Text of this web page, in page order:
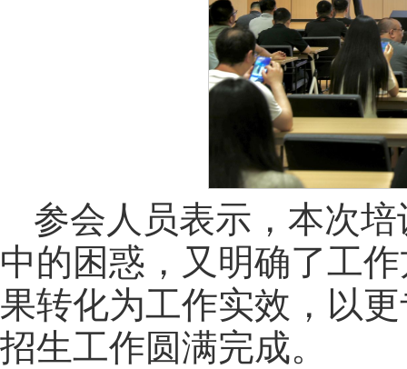
参会人员表示，本次
中的困惑，又明确了工
果转化为工作实效，以
招生工作圆满完成。